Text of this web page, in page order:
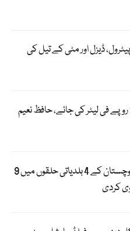
ڈیزل اور مٹی کے تیل کی
پیٹرول کی قیمت 228 روپے فی لیٹر کی جائے، حافظ نعیم
الیکشن کمیشن نے بلوچستان کے 4 بلدیاتی حلقوں میں 9
کردی